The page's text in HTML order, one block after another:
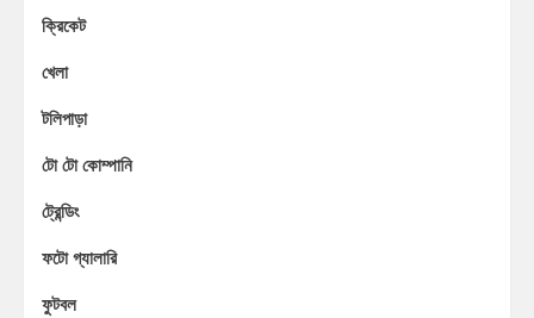
ক্রিকেট
খেলা
টলিপাড়া
টো টো কোম্পানি
ট্রেন্ডিং
ফটো গ্যালারি
ফুটবল